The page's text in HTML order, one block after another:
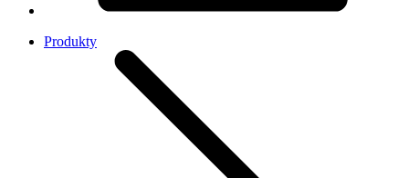
Produkty